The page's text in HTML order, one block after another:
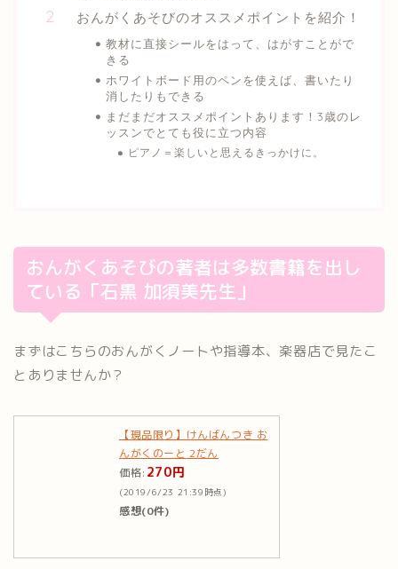
おんがくあそびのオススメポイントを紹介！
教材に直接シールをはって、はがすことがで
きる
ホワイトボード用のペンを使えば、書いたり
消したりもできる
まだまだオススメポイントあります！3歳のレ
ッスンでとても役に立つ内容
ピアノ＝楽しいと思えるきっかけに。
おんがくあそびの著者は多数書籍を出し
ている「石黒 加須美先生」
まずはこちらのおんがくノートや指導本、楽器店で見たこ
とありませんか？
【現品限り】けんばんつき お
んがくのーと 2だん
価格: 270円
(2019/6/23 21:39時点)
感想(0件)